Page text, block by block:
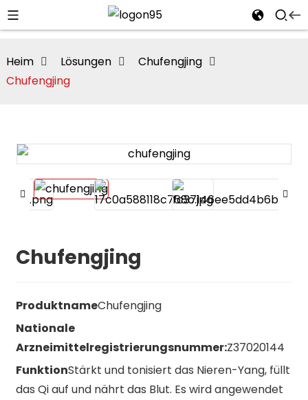
Heim Lösungen
Chufengjing
Chufengjing
Chufengjing
ProduktnameChufengjing
Nationale
Arzneimittelregistrierungsnummer:Z37020144
FunktionStärkt und tonisiert das Nieren-Yang, füllt
das Qi auf und nährt das Blut. Es wird angewendet